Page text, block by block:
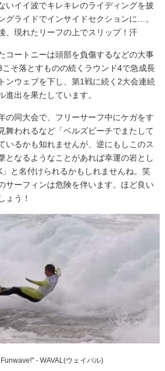
いイイ波でキレキレのライディングを披
グライドでインサイドセクションに…。
、現れたリーフの上でスリップ！汗
コートニーは頭部を負傷するなどの大事
そ落とすものの続くラウンド4で急成長
ンウェブを下し、第1戦に続く2大会連続
進出を果たしています。
の同大会で、フリーサーフ中にケガをす
舞われるなど「ベルズビーチでまたして
いるかも知れませんが、逆にもしこのス
となるようなことがあれば幸運の岩とし
」と名付けられるかもしれませんね。笑
サーフィンは危険を伴います。ほど良い
ょう！
- WAVAL(ウェイバル)